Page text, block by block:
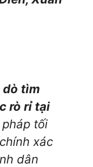
dò tìm
rò rỉ tại
tối
xác
dân